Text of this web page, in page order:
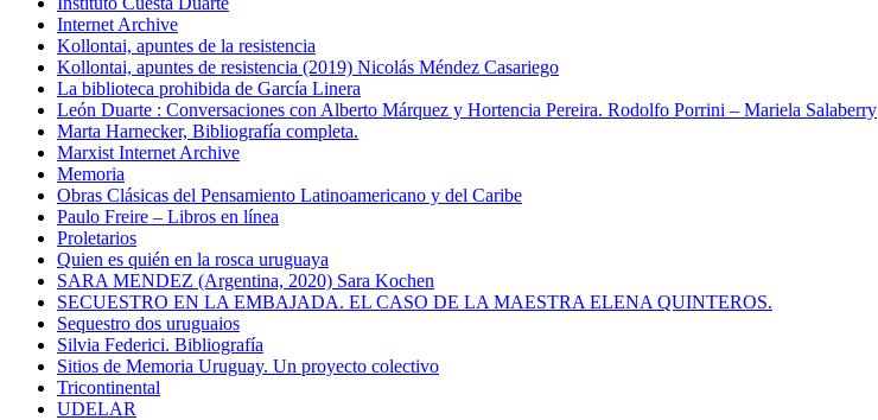
Internet Archive
Kollontai, apuntes de la resistencia
Kollontai, apuntes de resistencia (2019) Nicolás Méndez Casariego
La biblioteca prohibida de García Linera
León Duarte : Conversaciones con Alberto Márquez y Hortencia Pereira. Rodolfo Porrini – Mariela Salaberry
Marta Harnecker, Bibliografía completa.
Marxist Internet Archive
Memoria
Obras Clásicas del Pensamiento Latinoamericano y del Caribe
Paulo Freire – Libros en línea
Proletarios
Quien es quién en la rosca uruguaya
SARA MENDEZ (Argentina, 2020) Sara Kochen
SECUESTRO EN LA EMBAJADA. EL CASO DE LA MAESTRA ELENA QUINTEROS.
Sequestro dos uruguaios
Silvia Federici. Bibliografía
Sitios de Memoria Uruguay. Un proyecto colectivo
Tricontinental
UDELAR